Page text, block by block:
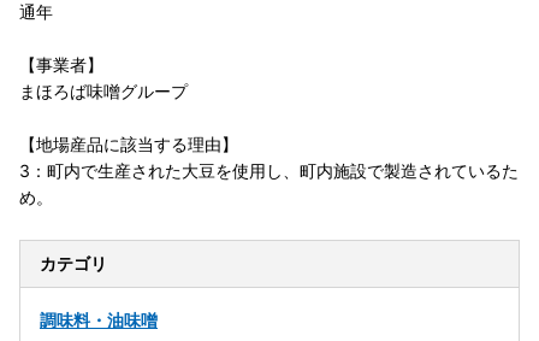
通年
【事業者】
まほろば味噌グループ
【地場産品に該当する理由】
3：町内で生産された大豆を使用し、町内施設で製造されているた
め。
カテゴリ
調味料・油味噌